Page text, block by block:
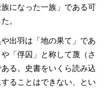
になった一族」である可
。
出羽は「地の果て」であ
「俘囚」と称して蔑（さ
る。史書をいくら読み込
ることはできない、とい